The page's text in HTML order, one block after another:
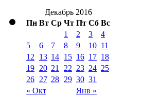
Декабрь 2016
Пн Вт Ср Чт Пт Сб Вс
« Окт Янв »
1 2 3
4
5
6 7 8 9 10 11
12
13 14 15 16 17 18
19 20 21 22 23 24 25
26 27 28 29 30 31